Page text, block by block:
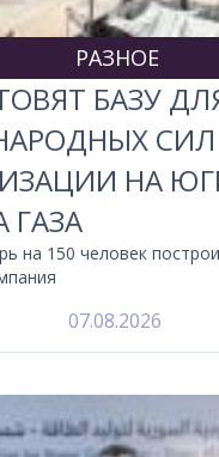
РАЗНОЕ
БАЗУ
СИЛ
НА
ГАЗА
на 150 человек
07.08.2026